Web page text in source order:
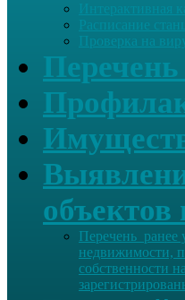
Интерактивная
Расписание
Проверка на
Перечень ранее
недвижимости,
собственности